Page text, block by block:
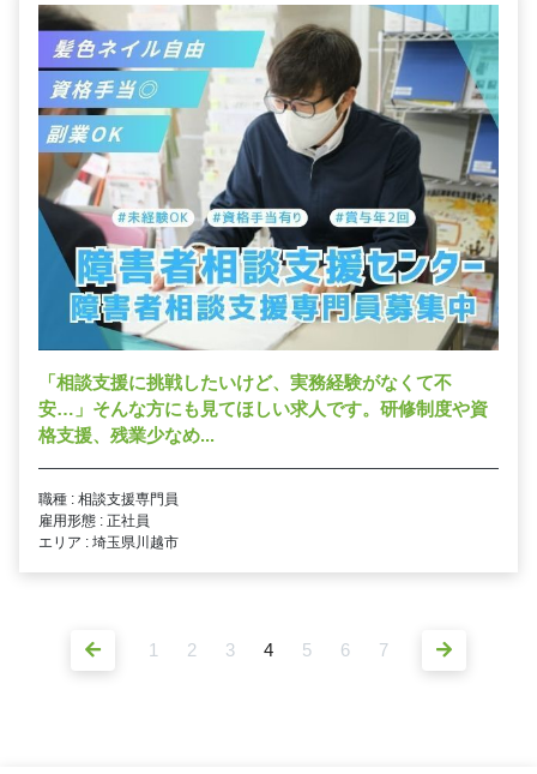
「相談支援に挑戦したいけど、実務経験がなくて不
安…」そんな方にも見てほしい求人です。研修制度や資
格支援、残業少なめ...
職種 : 相談支援専門員
雇用形態 : 正社員
エリア : 埼玉県川越市
1 2 3 4 5 6 7